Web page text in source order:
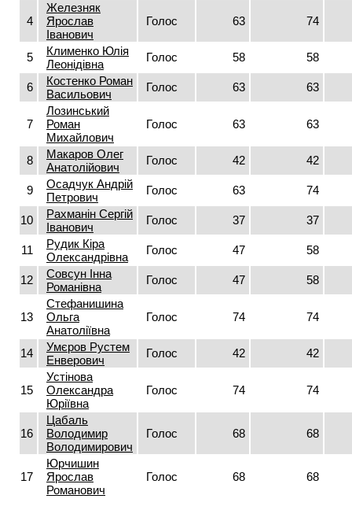
4
Железняк
Ярослав
Іванович
Голос 63 74
5
Клименко Юлія
Леонідівна
Голос 58 58
6
Костенко Роман
Васильович
Голос 63 63
7
Лозинський
Роман
Михайлович
Голос 63 63
8
Макаров Олег
Анатолійович
Голос 42 42
9
Осадчук Андрій
Петрович
Голос 63 74
10
Рахманін Сергій
Іванович
Голос 37 37
11
Рудик Кіра
Олександрівна
Голос 47 58
12
Совсун Інна
Романівна
Голос 47 58
13
Стефанишина
Ольга
Анатоліївна
Голос 74 74
14
Умєров Рустем
Енверович
Голос 42 42
15
Устінова
Олександра
Юріївна
Голос 74 74
16
Цабаль
Володимир
Володимирович
Голос 68 68
17
Юрчишин
Ярослав
Романович
Голос 68 68